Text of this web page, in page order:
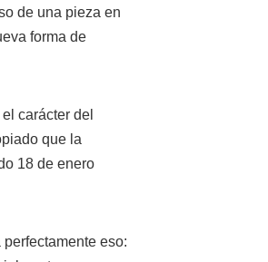
de una pieza en
forma de
carácter del
que la
18 de enero
eso: